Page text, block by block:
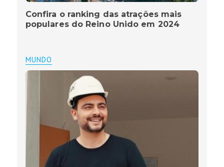
Confira o ranking das atrações mais
populares do Reino Unido em 2024
MUNDO